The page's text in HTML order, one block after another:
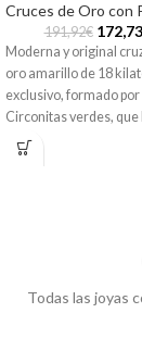
Cruces de Oro con
191,92€ 172,73
Moderna y original
oro amarillo de 18
exclusivo, formado
Circonitas verdes, que
joya se convierta en el
miradas.
Todas las joyas